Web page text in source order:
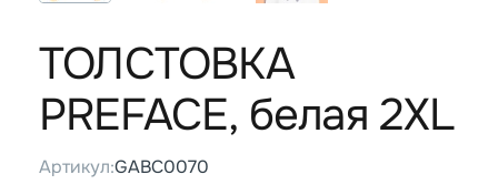
ТОЛСТОВКА
PREFACE, белая 2XL
Артикул:GABC0070